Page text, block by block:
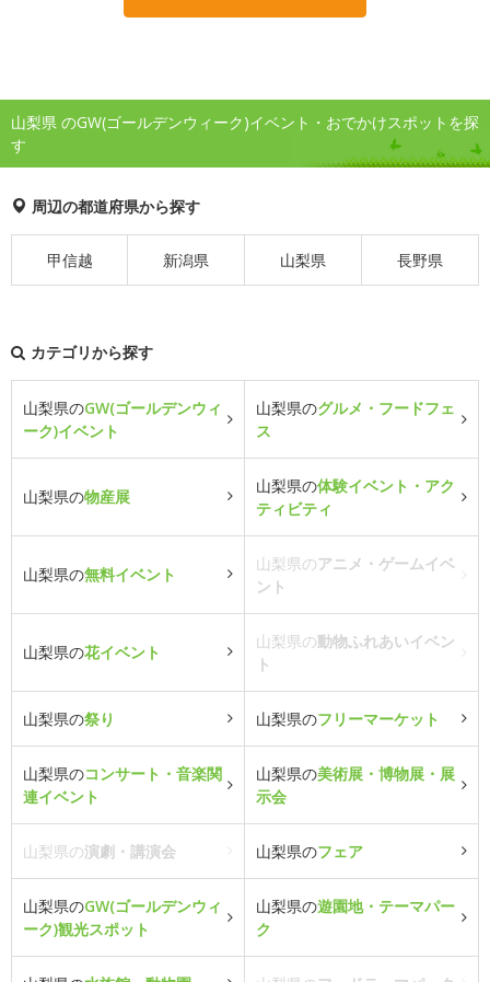
山梨県 のGW(ゴールデンウィーク)イベント・おでかけスポットを探
す
周辺の都道府県から探す
甲信越 新潟県 山梨県 長野県
カテゴリから探す
山梨県のGW(ゴールデンウィ
ーク)イベント
山梨県のグルメ・フードフェ
ス
山梨県の物産展
山梨県の体験イベント・アク
ティビティ
山梨県の無料イベント
山梨県のアニメ・ゲームイベ
ント
山梨県の花イベント
山梨県の動物ふれあいイベン
ト
山梨県の祭り 山梨県のフリーマーケット
山梨県のコンサート・音楽関
連イベント
山梨県の美術展・博物展・展
示会
山梨県の演劇・講演会 山梨県のフェア
山梨県のGW(ゴールデンウィ
ーク)観光スポット
山梨県の遊園地・テーマパー
ク